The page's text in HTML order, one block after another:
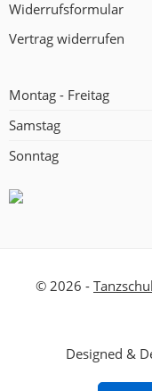
Widerrufsformular
Vertrag widerrufen
Montag - Freitag
Samstag
Sonntag
© 2026 -
Designed &